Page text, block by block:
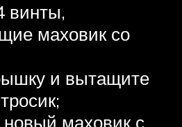
винты,
маховик со
и вытащите
новый маховик с